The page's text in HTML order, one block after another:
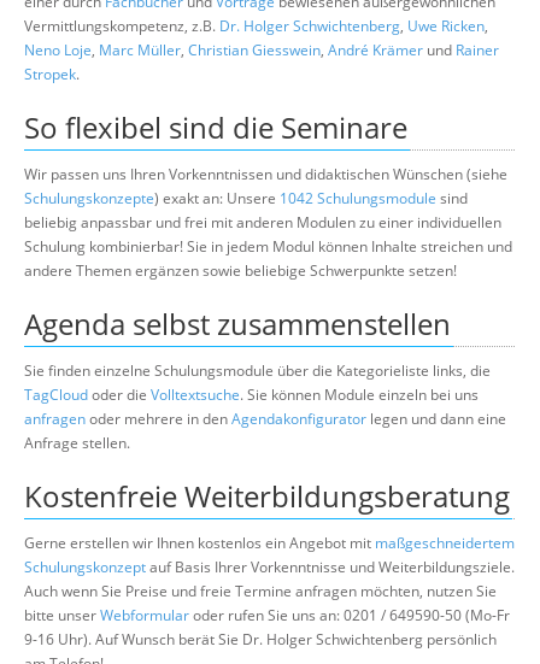
Vermittlungskompetenz, z.B. Dr. Holger Schwichtenberg, Uwe Ricken,
Neno Loje, Marc Müller, Christian Giesswein, André Krämer und Rainer
Stropek.
So flexibel sind die Seminare
Wir passen uns Ihren Vorkenntnissen und didaktischen Wünschen (siehe
Schulungskonzepte) exakt an: Unsere 1042 Schulungsmodule sind
beliebig anpassbar und frei mit anderen Modulen zu einer individuellen
Schulung kombinierbar! Sie in jedem Modul können Inhalte streichen und
andere Themen ergänzen sowie beliebige Schwerpunkte setzen!
Agenda selbst zusammenstellen
Sie finden einzelne Schulungsmodule über die Kategorieliste links, die
TagCloudoder die Volltextsuche. Sie können Module einzeln bei uns
anfragenoder mehrere in denAgendakonfigurator legen und dann eine
Anfrage stellen.
Kostenfreie Weiterbildungsberatung
Gerne erstellen wir Ihnen kostenlos ein Angebot mit maßgeschneidertem
Schulungskonzeptauf Basis Ihrer Vorkenntnisse und Weiterbildungsziele.
Auch wenn Sie Preise und freie Termine anfragen möchten, nutzen Sie
bitte unserWebformularoder rufen Sie uns an: 0201 / 649590-50 (Mo-Fr
9-16 Uhr). Auf Wunsch berät Sie Dr. Holger Schwichtenberg persönlich